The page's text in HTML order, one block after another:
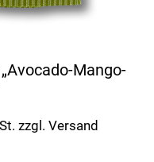
Mango-
zzgl. Versand